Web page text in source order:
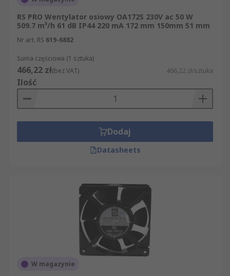
osiowe?
Wentylatory osiowe są istotnym elementem
elektronicznych. Chłodzenie urządzenia jest
koniecznością, ponieważ przegrzanie często
prowadzi do poważnych problemów, w tym
przedwczesnego zepsucia się części, skrócenia
długości życia produktu, a czasami do całkowitego
zepsucia sprzętu.
Jaki wentylator osiowy będzie dla mnie
Rodzaj wentylatora osiowego zależy całkowicie od
zastosowania i środowiska, w jakim będzie
używany. Przy wyborze najbardziej
odpowiedniego wentylatora należy wziąć pod
uwagę kilka czynników. Niektóre kluczowe
kwestie do rozważenia to:
RS PRO Wentylator osiowy OA172S 230V ac 50 W
509.7 m³/h 61 dB IP44 220 mA 172 mm 150mm 51 mm
Nr art. RS 619-6882
Suma częściowa (1 sztuka)
466,22 zł(bez VAT) 466,22 zł/sztuka
Ilość
Dodaj
Datasheets
W magazynie